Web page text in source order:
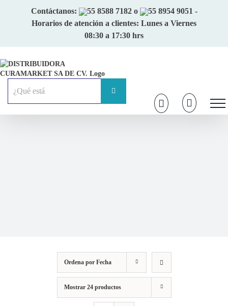
Contáctanos: 55 8588 7182o 55 8954 9051 -
Horarios de atención a clientes: Lunes a Viernes
08:30 a 17:30 hrs
Ordena por Fecha
Mostrar 24 productos